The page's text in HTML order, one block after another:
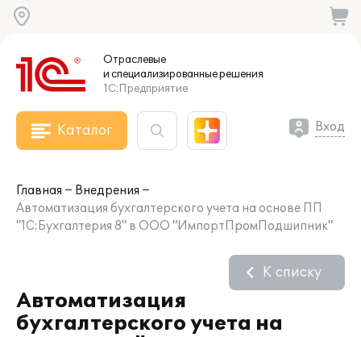
Отраслевые
и специализированныерешения
1С:Предприятие
Каталог Вход
Главная
Внедрения
Автоматизация бухгалтерского учета на основе ПП
"1С:Бухгалтерия 8" в ООО "ИмпортПромПодшипник"
Автоматизация
бухгалтерского учета на
К списку